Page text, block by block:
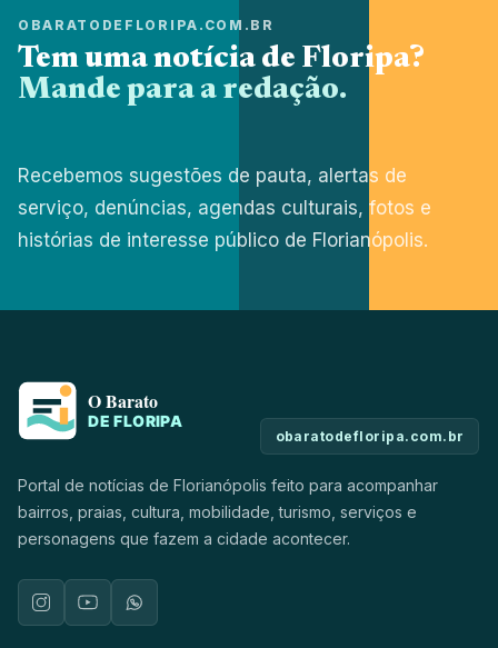
OBARATODEFLORIPA.COM.BR
Tem uma notícia de Floripa?
Mande para a redação.
Recebemos sugestões de pauta, alertas de
serviço, denúncias, agendas culturais, fotos e
histórias de interesse público de Florianópolis.
obaratodefloripa.com.br
Portal de notícias de Florianópolis feito para acompanhar
bairros, praias, cultura, mobilidade, turismo, serviços e
personagens que fazem a cidade acontecer.